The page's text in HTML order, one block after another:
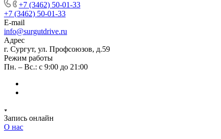
+7 (3462) 50-01-33
+7 (3462) 50-01-33
E-mail
info@surgutdrive.ru
Адрес
г. Сургут, ул. Профсоюзов, д.59
Режим работы
Пн. – Вс.: с 9:00 до 21:00
Запись онлайн
О нас